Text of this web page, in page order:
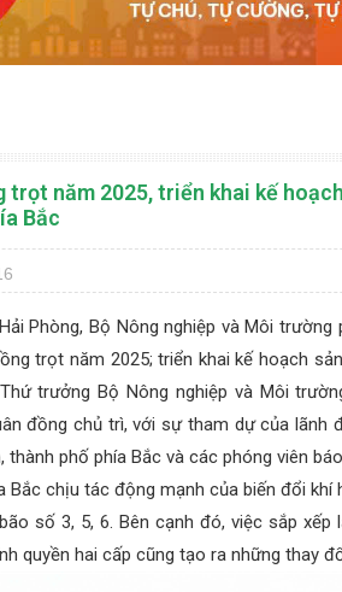
năm 2025, triển khai kế
Bắc
Phòng, Bộ Nông nghiệp và Môi trường
trọt năm 2025; triển khai kế hoạch
trưởng Bộ Nông nghiệp và Môi
đồng chủ trì, với sự tham dự của lãnh
phố phía Bắc và các phóng viên
Bắc chịu tác động mạnh của biến đổi khí
số 3, 5, 6. Bên cạnh đó, việc sắp
quyền hai cấp cũng tạo ra những thay